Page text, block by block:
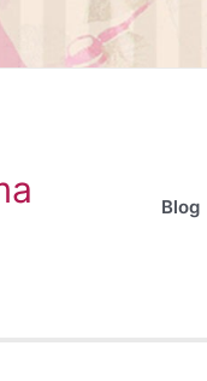
Blog